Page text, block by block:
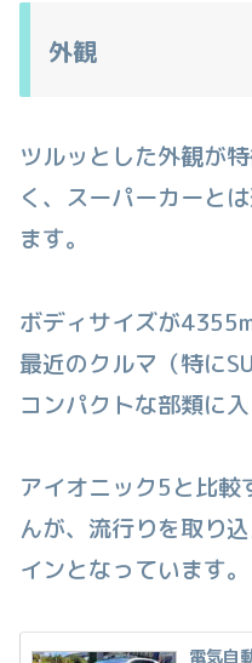
外観
ツルッとした外観が
く、スーパーカーと
ます。
ボディサイズが
最近のクルマ（特に
コンパクトな部類に入
アイオニック5と比較
んが、流行りを取り
インとなっています。
電気自